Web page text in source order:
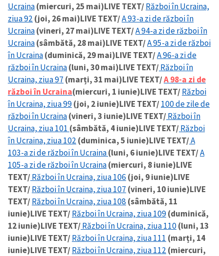
Ucraina(miercuri, 25 mai)LIVE TEXT/Război în Ucraina,
ziua 92 (joi, 26 mai)LIVE TEXT/A 93-a zi de război în
Ucraina(vineri, 27 mai)LIVE TEXT/A 94-a zi de război în
Ucraina(sâmbătă, 28 mai)LIVE TEXT/A 95-a zi de război
în Ucraina(duminică, 29 mai)LIVE TEXT/A 96-a zi de
război în Ucraina(luni, 30 mai)LIVE TEXT/Război în
Ucraina, ziua 97 (marți, 31 mai)LIVE TEXT/A 98-a zi de
război în Ucraina(miercuri, 1 iunie)LIVE TEXT/Război
în Ucraina, ziua 99(joi, 2 iunie)LIVE TEXT/100 de zile de
război în Ucraina(vineri, 3 iunie)LIVE TEXT/Război în
Ucraina, ziua 101 (sâmbătă, 4 iunie)LIVE TEXT/Război
în Ucraina, ziua 102 (duminica, 5 iunie)LIVE TEXT/A
103-a zi de război în Ucraina(luni, 6 iunie)LIVE TEXT/A
105-a zi de război în Ucraina(miercuri, 8 iunie)LIVE
TEXT/Război în Ucraina, ziua 106 (joi, 9 iunie)LIVE
TEXT/Război în Ucraina, ziua 107 (vineri, 10 iunie)LIVE
TEXT/Război în Ucraina, ziua 108 (sâmbătă, 11
iunie)LIVE TEXT/Război în Ucraina, ziua 109(duminică,
12 iunie)LIVE TEXT/Război în Ucraina, ziua 110(luni, 13
iunie)LIVE TEXT/Război în Ucraina, ziua 111 (marți, 14
iunie)LIVE TEXT/Război în Ucraina, ziua 112 (miercuri,
Am citit și sunt de
acord cupolitica de
confidențialitate.
TRIMITE ȘTIREA